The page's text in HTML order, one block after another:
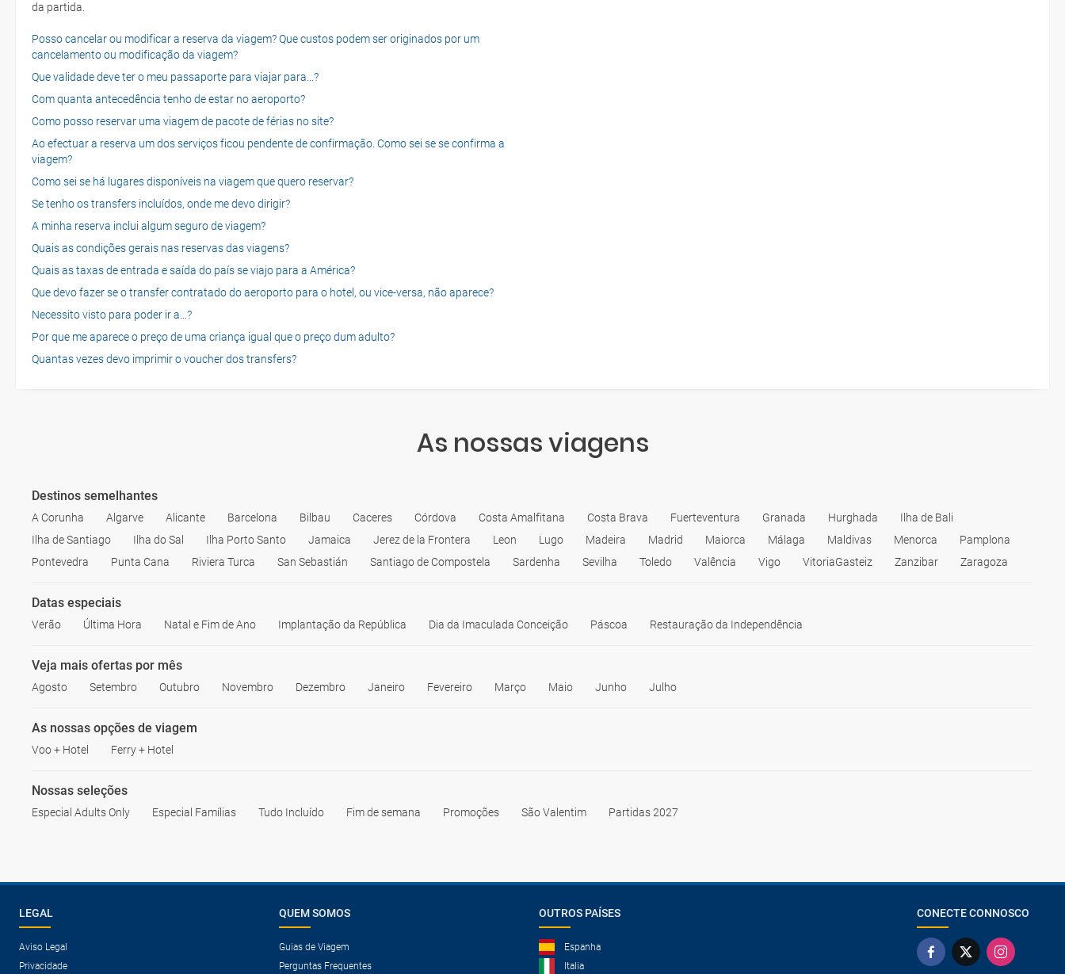
da partida.
Posso cancelar ou modificar a reserva da viagem? Que custos podem ser originados por um
cancelamento ou modificação da viagem?
Que validade deve ter o meu passaporte para viajar para...?
Com quanta antecedência tenho de estar no aeroporto?
Como posso reservar uma viagem de pacote de férias no site?
Ao efectuar a reserva um dos serviços ficou pendente de confirmação. Como sei se se confirma a
viagem?
Como sei se há lugares disponíveis na viagem que quero reservar?
Se tenho os transfers incluídos, onde me devo dirigir?
A minha reserva inclui algum seguro de viagem?
Quais as condições gerais nas reservas das viagens?
Quais as taxas de entrada e saída do país se viajo para a América?
Que devo fazer se o transfer contratado do aeroporto para o hotel, ou vice-versa, não aparece?
Necessito visto para poder ir a...?
Por que me aparece o preço de uma criança igual que o preço dum adulto?
Quantas vezes devo imprimir o voucher dos transfers?
As nossas viagens
Destinos semelhantes
A Corunha Algarve Alicante Barcelona Bilbau Caceres Córdova Costa Amalfitana Costa Brava Fuerteventura Granada Hurghada
Ilha de Bali
Ilha de Santiago
Ilha do Sal Ilha Porto Santo Jamaica Jerez de la Frontera Leon Lugo Madeira Madrid Maiorca Málaga Maldivas Menorca
Pamplona
Pontevedra
Punta Cana Riviera Turca San Sebastián Santiago de Compostela Sardenha Sevilha Toledo Valência Vigo VitoriaGasteiz Zanzibar Zaragoza
Datas especiais
Verão Última Hora Natal e Fim de Ano Implantação da República Dia da Imaculada Conceição Páscoa Restauração da Independência
Veja mais ofertas por mês
Agosto Setembro Outubro Novembro Dezembro Janeiro Fevereiro Março Maio Junho Julho
As nossas opções de viagem
Voo + Hotel Ferry + Hotel
Nossas seleções
Especial Adults Only Especial Famílias Tudo Incluído Fim de semana Promoções São Valentim Partidas 2027
LEGAL
Aviso Legal
Privacidade
QUEM SOMOS
Guias de Viagem
Perguntas Frequentes
OUTROS PAÍSES
Espanha
Italia
CONECTE CONNOSCO